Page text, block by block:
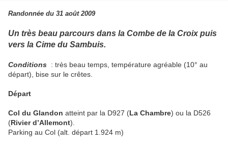
Randonnée du 31 août 2009
Un très beau parcours dans la Combe de la Croix puis
vers la Cime du Sambuis.
Conditions : très beau temps, température agréable (10° au
départ), bise sur le crêtes.
Départ
Col du Glandon atteint par la D927 (La Chambre) ou la D526
(Rivier d’Allemont).
Parking au Col (alt. départ 1.924 m)